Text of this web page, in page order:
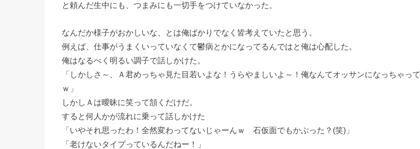
と頼んだ生中にも、つまみにも一切手をつけていなかった。
なんだか様子がおかしいな、とは俺ばかりでなく皆考えていたと思う。
例えば、仕事がうまくいっていなくて鬱病とかになってるんではと俺は心配した。
俺はなるべく明るい調子で話しかけた。
「しかしさ～、Ａ君めっちゃ見た目若いよな！うらやましいよ～！俺なんてオッサンになっちゃって
ｗ」
しかしＡは曖昧に笑って頷くだけだ。
すると何人かが流れに乗って話しかけた
「いやそれ思ったわ！全然変わってないじゃーんｗ 石仮面でもかぶった？(笑)」
「老けないタイプっているんだねー！」